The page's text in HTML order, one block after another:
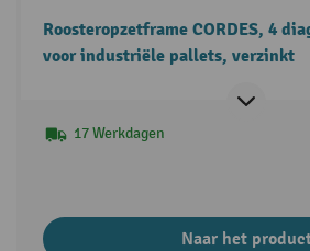
Roosteropzetframe CORDES, 4
voor industriële pallets, verzinkt
17 Werkdagen
Naar het